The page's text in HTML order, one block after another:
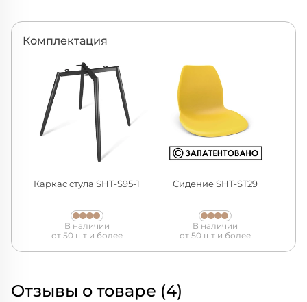
Комплектация
Каркас стула SHT-S95-1
В наличии
от 50 шт и более
Сидение SHT-ST29
В наличии
от 50 шт и более
Отзывы о товаре (4)